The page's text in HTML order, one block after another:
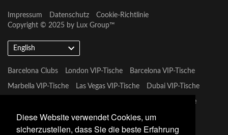
Diese Website verwendet Cookies, um
sicherzustellen, dass Sie die beste Erfahrung
Impressum Datenschutz
Cookie-Richtlinie
Copyright © 2025 by Lux Group™
English
Barcelona Clubs London VIP-Tische Barcelona VIP-Tische
Marbella VIP-Tische Las Vegas VIP-Tische Dubai VIP-Tische
Mykonos VIP-Tische
Tulum VIP-Tische